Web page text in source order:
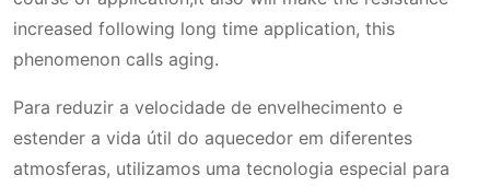
increased following long time application, this
phenomenon calls aging.
Para reduzir a velocidade de envelhecimento e
estender a vida útil do aquecedor em diferentes
atmosferas, utilizamos uma tecnologia especial para